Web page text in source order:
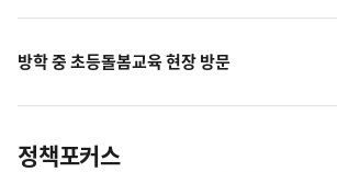
방학 중 초등돌봄교육 현장 방문
정책포커스